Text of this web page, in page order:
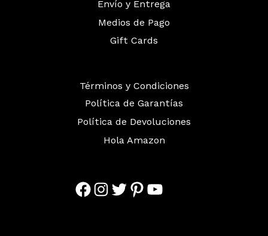
Envío y Entrega
Medios de Pago
Gift Cards
Términos y Condiciones
Política de Garantías
Política de Devoluciones
Hola Amazon
Facebook
Instagram
Twitter
Pinterest